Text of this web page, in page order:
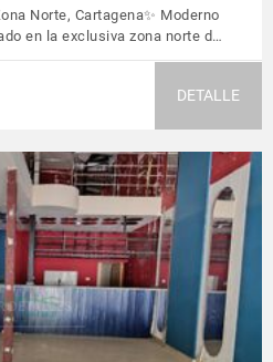
Norte, Cartagena✨ Moderno
en la exclusiva zona norte d…
DETALLE
DETALLES